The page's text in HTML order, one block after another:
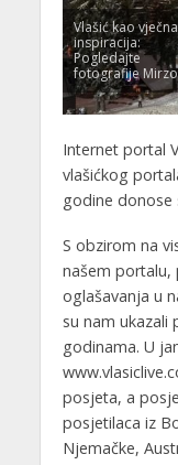
Vlašić kao vječna
inspiracija:
Pogledajte
fotografije
Internet portal
vlašićkog
godine donose
S obzirom na
našem portalu,
oglašavanja u
su nam ukazali
godinama. U
posjeta, a
posjetilaca iz
Njemačke,